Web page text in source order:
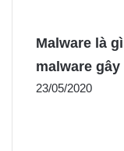
Malware là
malware gây
23/05/2020